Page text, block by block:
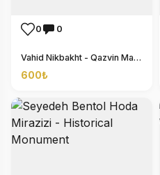
0 0
Vahid Nikbakht - Qazvin Market
600₺